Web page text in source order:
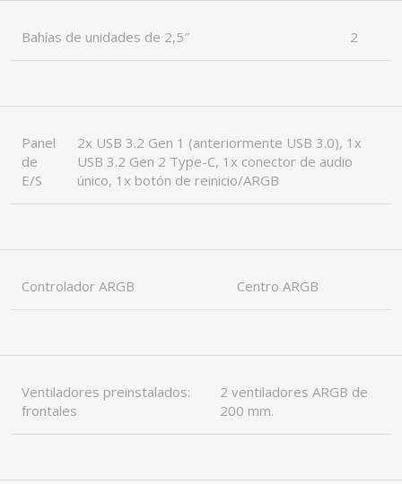
Bahías de unidades de 2,5″ 2
Panel
de
E/S
2x USB 3.2 Gen 1 (anteriormente USB 3.0), 1x
USB 3.2 Gen 2 Type-C, 1x conector de audio
único, 1x botón de reinicio/ARGB
Controlador ARGB Centro ARGB
Ventiladores preinstalados:
frontales
2 ventiladores ARGB de
200 mm.